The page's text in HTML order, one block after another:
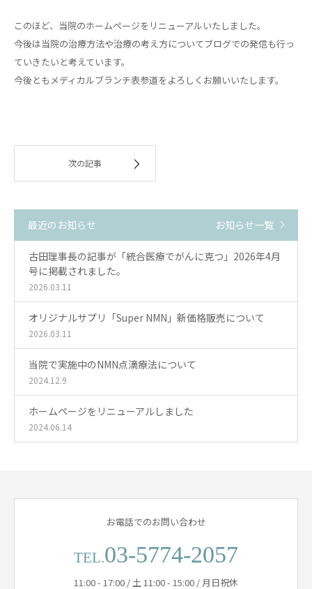
このほど、当院のホームページをリニューアルいたしました。
今後は当院の治療方法や治療の考え方についてブログでの発信も行っ
ていきたいと考えています。
今後ともメディカルブランチ表参道をよろしくお願いいたします。
次の記事
最近のお知らせ お知らせ一覧
古田理事長の記事が「統合医療でがんに克つ」2026年4月
号に掲載されました。
2026.03.11
オリジナルサプリ「Super NMN」新価格販売について
2026.03.11
当院で実施中のNMN点滴療法について
2024.12.9
ホームページをリニューアルしました
2024.06.14
お電話でのお問い合わせ
TEL.03-5774-2057
11:00 - 17:00 / 土 11:00 - 15:00 / 月日祝休